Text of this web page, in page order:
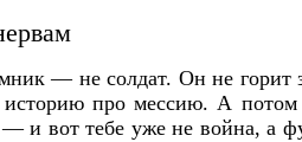
— не солдат. Он не
про мессию. А потом
и вот тебе уже не война, а